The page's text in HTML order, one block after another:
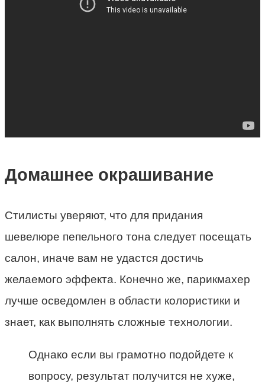
Домашнее окрашивание
Стилисты уверяют, что для придания
шевелюре пепельного тона следует посещать
салон, иначе вам не удастся достичь
желаемого эффекта. Конечно же, парикмахер
лучше осведомлен в области колористики и
знает, как выполнять сложные технологии.
Однако если вы грамотно подойдете к
вопросу, результат получится не хуже,